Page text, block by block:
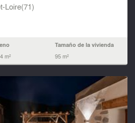
Loire(71)
m²
Tamaño de la vivienda
95 m²